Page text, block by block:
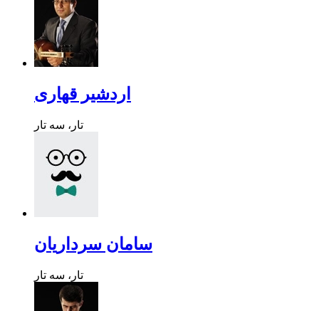
اردشیر قهاری
تار، سه تار
سامان سرداریان
تار، سه تار